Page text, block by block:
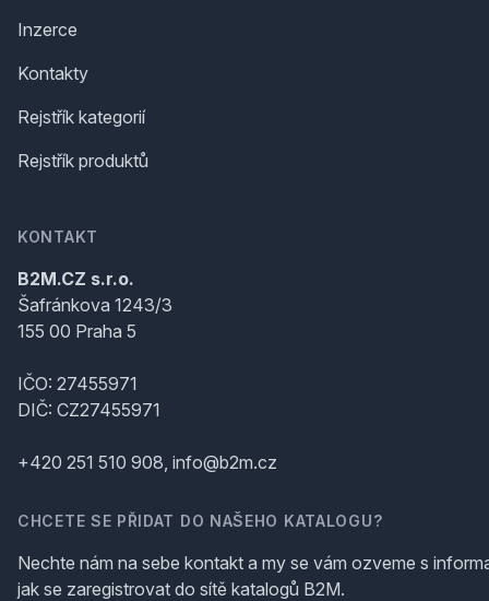
Inzerce
Kontakty
Rejstřík kategorií
Rejstřík produktů
KONTAKT
B2M.CZ s.r.o.
Šafránkova 1243/3
155 00 Praha 5
IČO: 27455971
DIČ: CZ27455971
+420 251 510 908, info@b2m.cz
CHCETE SE PŘIDAT DO NAŠEHO KATALOGU?
Nechte nám na sebe kontakt a my se vám ozveme s
jak se zaregistrovat do sítě katalogů B2M.